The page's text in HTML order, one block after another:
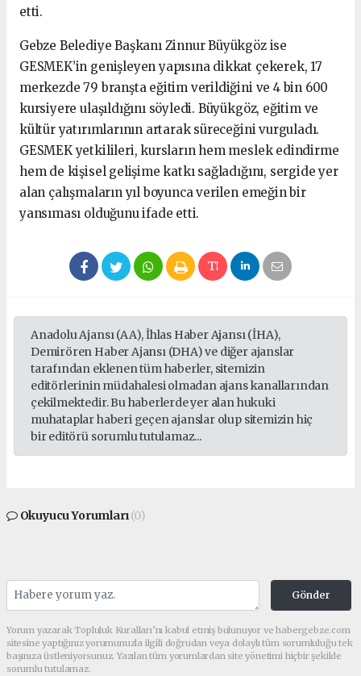
etti.
Gebze Belediye Başkanı Zinnur Büyükgöz ise
GESMEK’in genişleyen yapısına dikkat çekerek, 17
merkezde 79 branşta eğitim verildiğini ve 4 bin 600
kursiyere ulaşıldığını söyledi. Büyükgöz, eğitim ve
kültür yatırımlarının artarak süreceğini vurguladı.
GESMEK yetkilileri, kursların hem meslek edindirme
hem de kişisel gelişime katkı sağladığını, sergide yer
alan çalışmaların yıl boyunca verilen emeğin bir
yansıması olduğunu ifade etti.
Anadolu Ajansı (AA), İhlas Haber Ajansı (İHA),
Demirören Haber Ajansı (DHA) ve diğer ajanslar
tarafından eklenen tüm haberler, sitemizin
editörlerinin müdahalesi olmadan ajans kanallarından
çekilmektedir. Bu haberlerde yer alan hukuki
muhataplar haberi geçen ajanslar olup sitemizin hiç
bir editörü sorumlu tutulamaz...
Okuyucu Yorumları(0)
Gönder
Yorum yazarak Topluluk Kuralları’nı kabul etmiş bulunuyor ve habergebze.com
sitesine yaptığınız yorumunuzla ilgili doğrudan veya dolaylı tüm sorumluluğu tek
başınıza üstleniyorsunuz. Yazılan tüm yorumlardan site yönetimi hiçbir şekilde
sorumlu tutulamaz.